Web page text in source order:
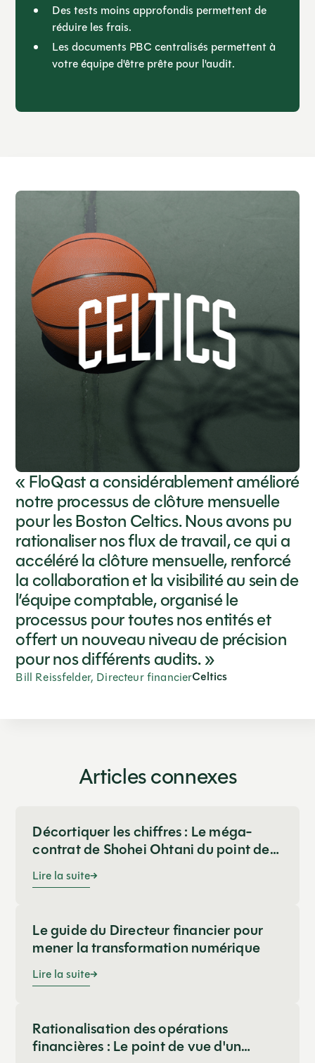
Des tests moins approfondis permettent de
réduire les frais.
Les documents PBC centralisés permettent à
votre équipe d'être prête pour l'audit.
« FloQast a considérablement amélioré
notre processus de clôture mensuelle
pour les Boston Celtics. Nous avons pu
rationaliser nos flux de travail, ce qui a
accéléré la clôture mensuelle, renforcé
la collaboration et la visibilité au sein de
l’équipe comptable, organisé le
processus pour toutes nos entités et
offert un nouveau niveau de précision
pour nos différents audits. »
Bill Reissfelder, Directeur financierCeltics
Articles connexes
Décortiquer les chiffres : Le méga-
contrat de Shohei Ohtani du point de
vue d'un Directeur financier
Lire la suite
Le guide du Directeur financier pour
mener la transformation numérique
Lire la suite
Rationalisation des opérations
financières : Le point de vue d'un